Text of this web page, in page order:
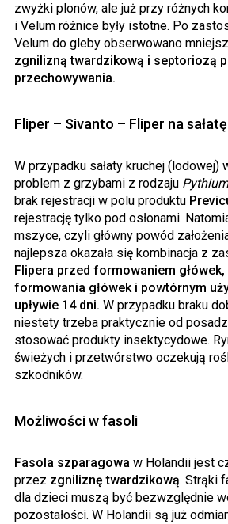
zwyżki plonów, ale już przy różnych
i Velum różnice były istotne. Po
Velum do gleby obserwowano
zgnilizną twardzikową i septoriozą
przechowywania.
Fliper – Sivanto – Fliper na sałatę
W przypadku sałaty kruchej (lodowej)
problem z grzybami z rodzaju Pythium
brak rejestracji w polu produktu
rejestrację tylko pod osłonami.
mszyce, czyli główny powód
najlepsza okazała się kombinacja z
Flipera przed formowaniem
formowania główek i powtórnym
upływie 14 dni. W przypadku braku
niestety trzeba praktycznie od
stosować produkty insektycydowe.
świeżych i przetwórstwo oczekują
szkodników.
Możliwości w fasoli
Fasola szparagowa w Holandii jest
przez zgniliznę twardzikową. Strąki
dla dzieci muszą być bezwzględnie
pozostałości. W Holandii są już